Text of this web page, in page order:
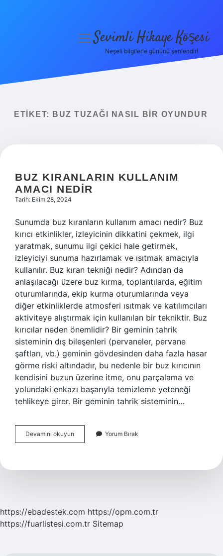
Yasal Uyarı
menüyüSevimli Hikaye Köşesi
Neşeli bilgilerle gününü şenlendir!
ETIKET: BUZ TUZAĞI NASIL BIR OYUNDUR
BUZ KIRANLARIN KULLANIM
AMACI NEDIR
Tarih: Ekim 28, 2024
Sunumda buz kıranların kullanım amacı nedir? Buz
kırıcı etkinlikler, izleyicinin dikkatini çekmek, ilgi
yaratmak, sunumu ilgi çekici hale getirmek,
izleyiciyi sunuma hazırlamak ve ısıtmak amacıyla
kullanılır. Buz kıran tekniği nedir? Adından da
anlaşılacağı üzere buz kırma, toplantılarda, eğitim
oturumlarında, ekip kurma oturumlarında veya
diğer etkinliklerde atmosferi ısıtmak ve katılımcıları
aktiviteye alıştırmak için kullanılan bir tekniktir. Buz
kırıcılar neden önemlidir? Bir geminin tahrik
sisteminin dış bileşenleri (pervaneler, pervane
şaftları, vb.) geminin gövdesinden daha fazla hasar
görme riski altındadır, bu nedenle bir buz kırıcının
kendisini buzun üzerine itme, onu parçalama ve
yolundaki enkazı başarıyla temizleme yeteneği
tehlikeye girer. Bir geminin tahrik sisteminin…
Devamını okuyun
Kıranların
Nedir
Yorum Bırak
https://ebadestek.com https://opm.com.tr
https://fuarlistesi.com.tr Sitemap